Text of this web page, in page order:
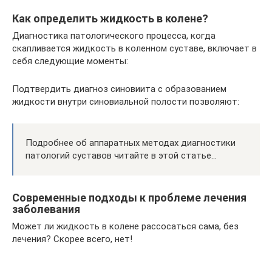
Как определить жидкость в колене?
Диагностика патологического процесса, когда
скапливается жидкость в коленном суставе, включает в
себя следующие моменты:
Подтвердить диагноз синовиита с образованием
жидкости внутри синовиальной полости позволяют:
Подробнее об аппаратных методах диагностики
патологий суставов читайте в этой статье…
Современные подходы к проблеме лечения
заболевания
Может ли жидкость в колене рассосаться сама, без
лечения? Скорее всего, нет!